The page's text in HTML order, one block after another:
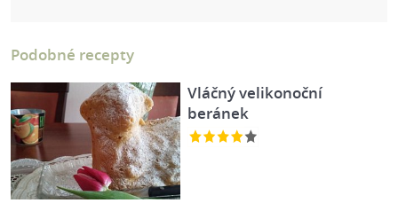
Podobné recepty
Vláčný velikonoční
beránek